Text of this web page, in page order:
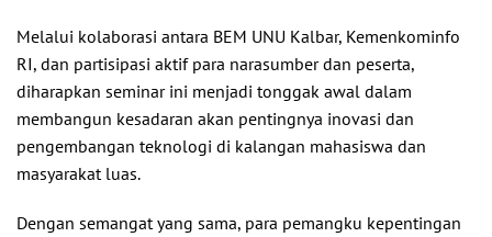
Melalui kolaborasi antara BEM UNU Kalbar, Kemenkominfo
RI, dan partisipasi aktif para narasumber dan peserta,
diharapkan seminar ini menjadi tonggak awal dalam
membangun kesadaran akan pentingnya inovasi dan
pengembangan teknologi di kalangan mahasiswa dan
masyarakat luas.
Dengan semangat yang sama, para pemangku kepentingan